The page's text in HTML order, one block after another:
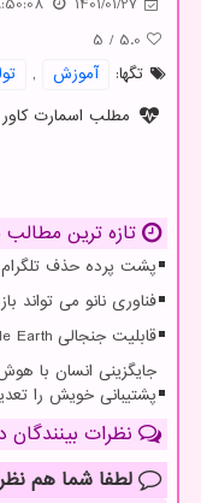
5.0
/
5
تگها:
آموزش ,
مطلب اسمارت
تازه ترین مطالب
پشت پرده حذف تلگرام
فناوری نانو می تواند
قابلیت جنجالی Google Earth یکروز بعد از عرضه غیرفعال شد
پشتیبانی خویش را
نظرات
لطفا شما هم